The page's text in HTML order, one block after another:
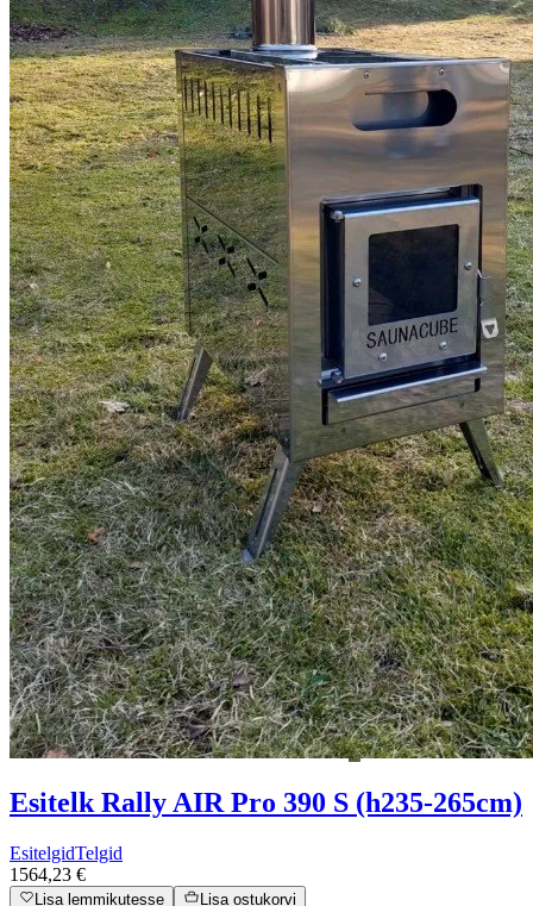
Esitelk Rally AIR Pro 390 S (h235-265cm)
EsitelgidTelgid
1564,23 €
Lisa lemmikutesse Lisa ostukorvi